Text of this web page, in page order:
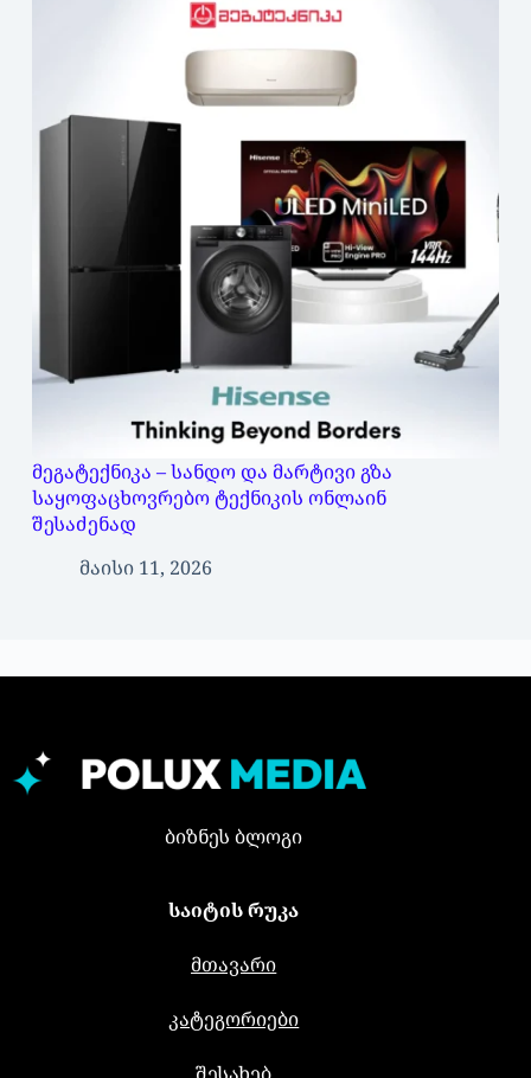
მეგატექნიკა – სანდო და მარტივი გზა
საყოფაცხოვრებო ტექნიკის ონლაინ
შესაძენად
მაისი 11, 2026
ბიზნეს ბლოგი
საიტის რუკა
მთავარი
კატეგორიები